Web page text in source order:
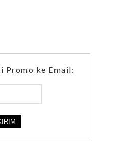
Promo ke Email: